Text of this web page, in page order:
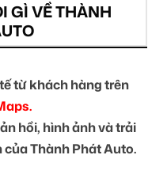
GÌ VỀ THÀNH
từ khách hàng trên
hồi, hình ảnh và trải
Thành Phát Auto.